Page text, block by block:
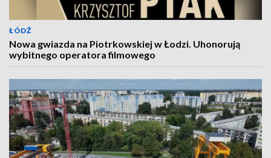
ŁÓDŹ
Nowa gwiazda na Piotrkowskiej w Łodzi. Uhonorują
wybitnego operatora filmowego